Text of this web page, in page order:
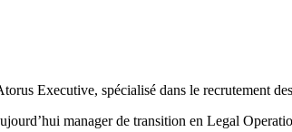
Executive, spécialisé dans le recrutement
manager de transition en Legal